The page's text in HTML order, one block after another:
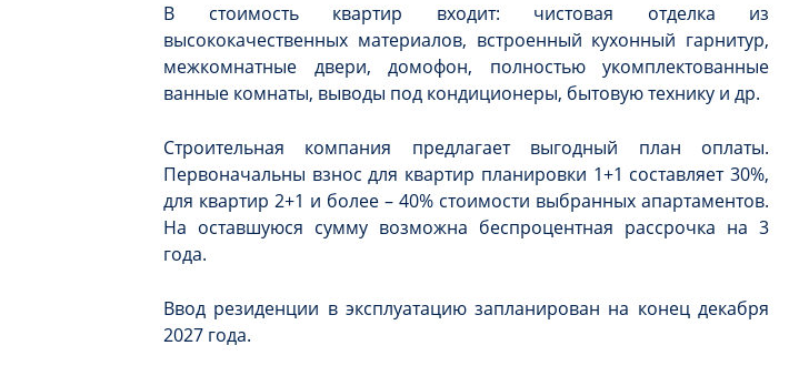
В стоимость квартир входит: чистовая отделка из
высококачественных материалов, встроенный кухонный гарнитур,
межкомнатные двери, домофон, полностью укомплектованные
ванные комнаты, выводы под кондиционеры, бытовую технику и др.
Строительная компания предлагает выгодный план оплаты.
Первоначальны взнос для квартир планировки 1+1 составляет 30%,
для квартир 2+1 и более – 40% стоимости выбранных апартаментов.
На оставшуюся сумму возможна беспроцентная рассрочка на 3
года.
Ввод резиденции в эксплуатацию запланирован на конец декабря
2027 года.